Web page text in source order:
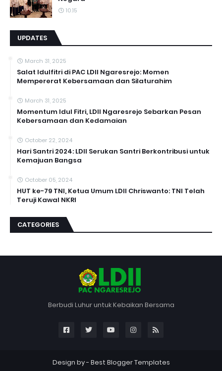
10.15
UPDATES
March 31, 2025
Salat Idulfitri di PAC LDII Ngaresrejo: Momen
Mempererat Kebersamaan dan Silaturahim
March 31, 2025
Momentum Idul Fitri, LDII Ngaresrejo Sebarkan Pesan
Kebersamaan dan Kedamaian
October 22, 2024
Hari Santri 2024: LDII Serukan Santri Berkontribusi untuk
Kemajuan Bangsa
October 05, 2024
HUT ke-79 TNI, Ketua Umum LDII Chriswanto: TNI Telah
Teruji Kawal NKRI
CATEGORIES
Berbudi Luhur untuk Kebaikan Bersama
Design by - Best Blogger Templates